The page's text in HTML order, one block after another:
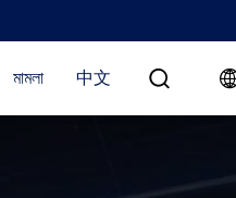
মামলা 中文